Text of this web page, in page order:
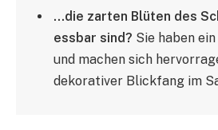
…die zarten Blüten des
essbar sind? Sie haben
und machen sich
dekorativer Blickfang im